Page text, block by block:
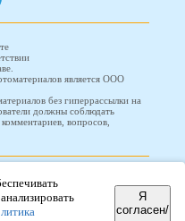
является ООО
без гиперрассылки на
должны соблюдать
вопросов,
Я
согласен/